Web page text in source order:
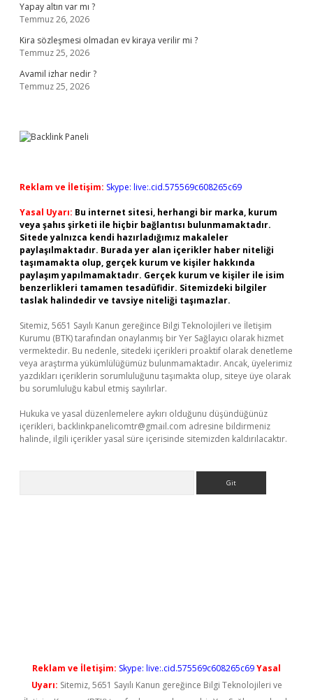
Yapay altın var mı ?
Temmuz 26, 2026
Kira sözleşmesi olmadan ev kiraya verilir mi ?
Temmuz 25, 2026
Avamil izhar nedir ?
Temmuz 25, 2026
Reklam ve İletişim: Skype: live:.cid.575569c608265c69
Yasal Uyarı: Bu internet sitesi, herhangi bir marka, kurum
veya şahıs şirketi ile hiçbir bağlantısı bulunmamaktadır.
Sitede yalnızca kendi hazırladığımız makaleler
paylaşılmaktadır. Burada yer alan içerikler haber niteliği
taşımamakta olup, gerçek kurum ve kişiler hakkında
paylaşım yapılmamaktadır. Gerçek kurum ve kişiler ile isim
benzerlikleri tamamen tesadüfidir. Sitemizdeki bilgiler
taslak halindedir ve tavsiye niteliği taşımazlar.
Sitemiz, 5651 Sayılı Kanun gereğince Bilgi Teknolojileri ve İletişim
Kurumu (BTK) tarafından onaylanmış bir Yer Sağlayıcı olarak hizmet
vermektedir. Bu nedenle, sitedeki içerikleri proaktif olarak denetleme
veya araştırma yükümlülüğümüz bulunmamaktadır. Ancak, üyelerimiz
yazdıkları içeriklerin sorumluluğunu taşımakta olup, siteye üye olarak
bu sorumluluğu kabul etmiş sayılırlar.
Hukuka ve yasal düzenlemelere aykırı olduğunu düşündüğünüz
içerikleri, backlinkpanelicomtr@gmail.com adresine bildirmeniz
halinde, ilgili içerikler yasal süre içerisinde sitemizden kaldırılacaktır.
Reklam ve İletişim: Skype: live:.cid.575569c608265c69Yasal
Uyarı: Sitemiz, 5651 Sayılı Kanun gereğince Bilgi Teknolojileri ve